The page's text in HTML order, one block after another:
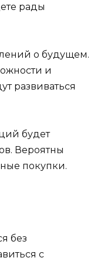
рады
о будущем.
и
развиваться
будет
Вероятны
покупки.
без
с